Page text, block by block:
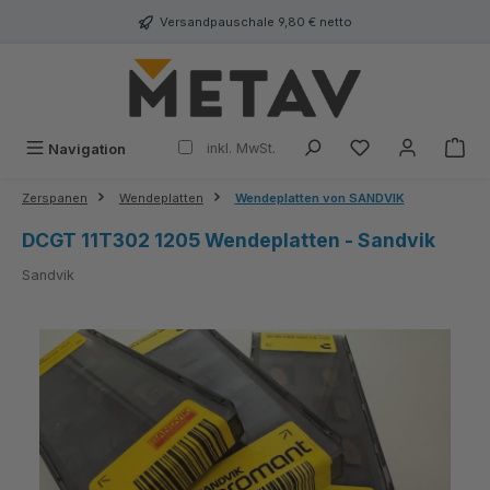
Versandpauschale 9,80 € netto
Navigation inkl. MwSt.
Zerspanen Wendeplatten Wendeplatten von SANDVIK
DCGT 11T302 1205 Wendeplatten - Sandvik
Sandvik
Bildergalerie überspringen